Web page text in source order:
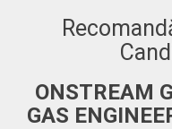
ONSTREAM
GAS